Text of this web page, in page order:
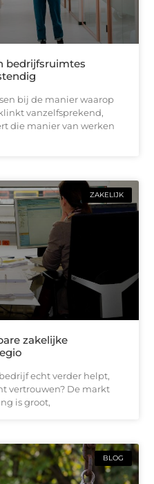
bedrijfsruimtes
bij de manier waarop
vanzelfsprekend,
die manier van werken
ZAKELIJK
zakelijke
echt verder helpt,
vertrouwen? De markt
is groot,
BLOG